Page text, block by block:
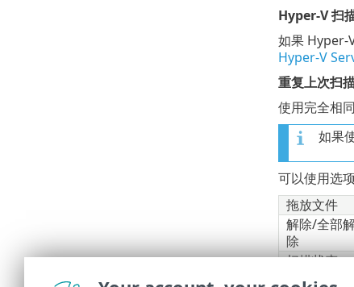
Hyper-V 扫
如果 Hyper-
Hyper-V
重复上次扫
使用完全相
如果
可以使用选
拖放文件
解除/全部
除
扫描状态
显示日志